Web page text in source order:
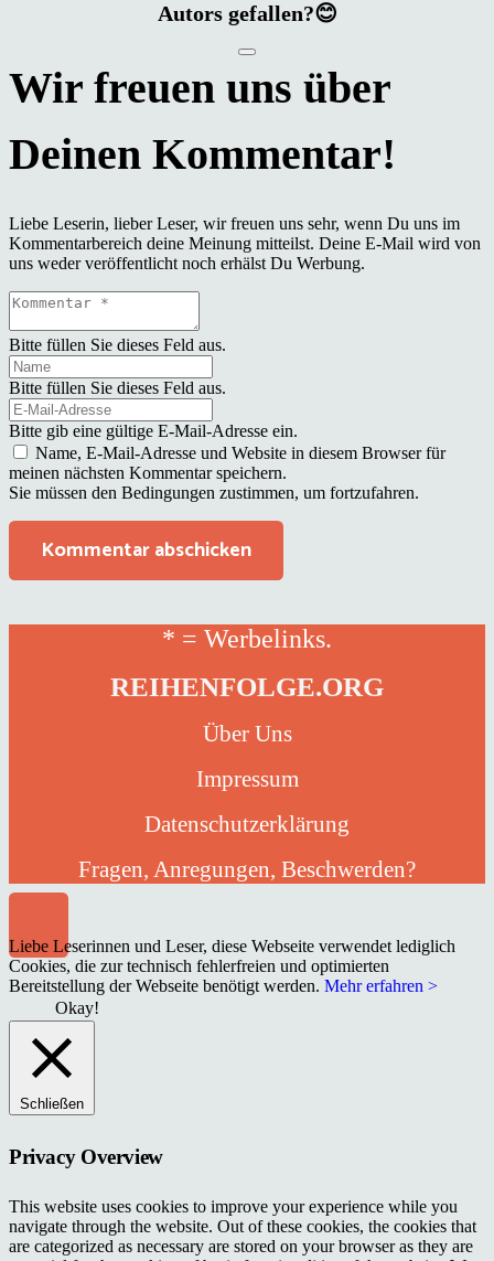
Autors gefallen?😊
Liebe Leserin, lieber Leser, wir freuen uns sehr, wenn Du uns im
Kommentarbereich deine Meinung mitteilst. Deine E-Mail wird von
uns weder veröffentlicht noch erhälst Du Werbung.
Bitte füllen Sie dieses Feld aus.
Bitte füllen Sie dieses Feld aus.
Bitte gib eine gültige E-Mail-Adresse ein.
Name, E-Mail-Adresse und Website in diesem Browser für
meinen nächsten Kommentar speichern.
Sie müssen den Bedingungen zustimmen, um fortzufahren.
Kommentar abschicken
* = Werbelinks.
REIHENFOLGE.ORG
Über Uns
Impressum
Datenschutzerklärung
Fragen, Anregungen, Beschwerden?
Liebe Leserinnen und Leser, diese Webseite verwendet lediglich
Cookies, die zur technisch fehlerfreien und optimierten
Bereitstellung der Webseite benötigt werden. Mehr erfahren >
Okay!
Schließen
Privacy Overview
This website uses cookies to improve your experience while you
navigate through the website. Out of these cookies, the cookies that
are categorized as necessary are stored on your browser as they are